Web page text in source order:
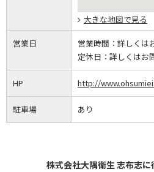
大きな地図で見る
営業日 営業時間： 詳しくは
定休日： 詳しくはお
HP http://
駐車場 あり
株式会社大隅衛生 志布志に